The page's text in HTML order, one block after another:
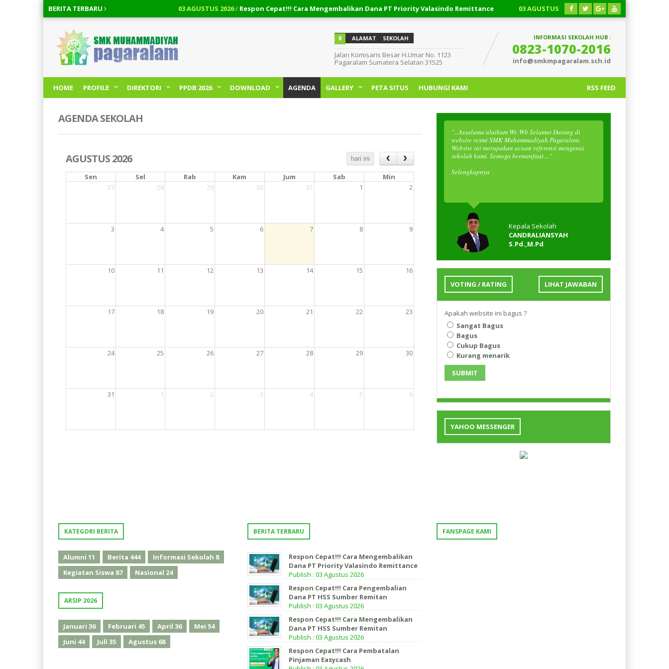
BERITA TERBARU 03 AGUSTUS 2026/Respon Cepat!!! Cara Mengembalikan Dana PT Priority Valasindo Remittance 03 AGUSTUS 2026/Respon Cepat!!! Cara
ALAMAT SEKOLAH
Jalan Komisaris Besar H.Umar No. 1123
Pagaralam Sumatera Selatan 31525
INFORMASI SEKOLAH HUB :
0823-1070-2016
info@smkmpagaralam.sch.id
HOME PROFILE DIREKTORI PPDB 2026 DOWNLOAD AGENDA GALLERY PETA SITUS HUBUNGI KAMI RSS FEED
AGENDA SEKOLAH
AGUSTUS 2026 hari ini
Sen Sel Rab Kam Jum Sab
Min
27
28 29 30 31 1 2
3 4 5 6 7 8 9
10 11 12 13 14 15 16
17 18 19 20 21 22 23
24 25 26 27 28 29 30
31 1 2 3 4 5 6
"...Assalamu'alaikum Wr. Wb Selamat Datang di
website resmi SMK Muhammadiyah Pagaralam.
Website ini merupakan acuan referensi mengenai
sekolah kami. Semoga bermanfaat...."
Selengkapnya
Kepala Sekolah
CANDRALIANSYAH
S.Pd.,M.Pd
VOTING / RATING LIHAT JAWABAN
Apakah website ini bagus ?
Sangat Bagus
Bagus
Cukup Bagus
Kurang menarik
SUBMIT
YAHOO MESSENGER
KATEGORI BERITA
Alumni 11 Berita 444 Informasi Sekolah 8
Kegiatan Siswa 87 Nasional 24
ARSIP 2026
Januari 36 Februari 45 April 36 Mei 54
Juni 44 Juli 35 Agustus 68
BERITA TERBARU
Respon Cepat!!! Cara Mengembalikan
Dana PT Priority Valasindo Remittance
Publish : 03 Agustus 2026
Respon Cepat!!! Cara Pengembalian
Dana PT HSS Sumber Remitan
Publish : 03 Agustus 2026
Respon Cepat!!! Cara Mengembalikan
Dana PT HSS Sumber Remitan
Publish : 03 Agustus 2026
Respon Cepat!!! Cara Pembatalan
Pinjaman Easycash
FANSPAGE KAMI